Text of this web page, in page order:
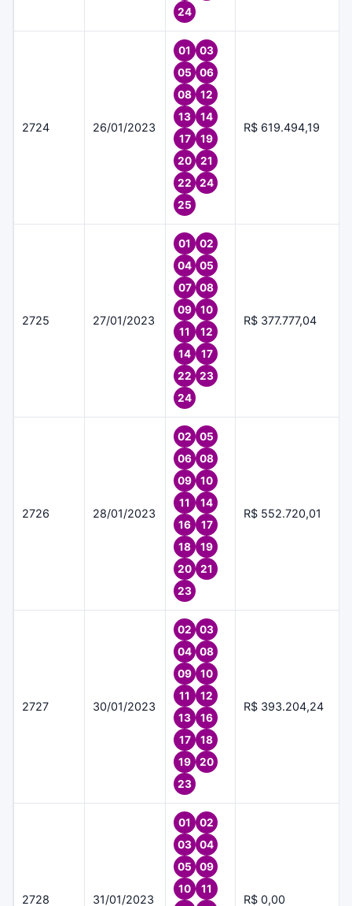
24
2724 26/01/2023
01
03
05
06
08
12
13
14
17
19
20
21
22
24
25
R$ 619.494,19
2725 27/01/2023
01
02
04
05
07
08
09
10
11
12
14
17
22
23
24
R$ 377.777,04
2726 28/01/2023
02
05
06
08
09
10
11
14
16
17
18
19
20
21
23
R$ 552.720,01
2727 30/01/2023
02
03
04
08
09
10
11
12
13
16
17
18
19
20
23
R$ 393.204,24
2728 31/01/2023
01
02
03
04
05
09
10
11
R$ 0,00